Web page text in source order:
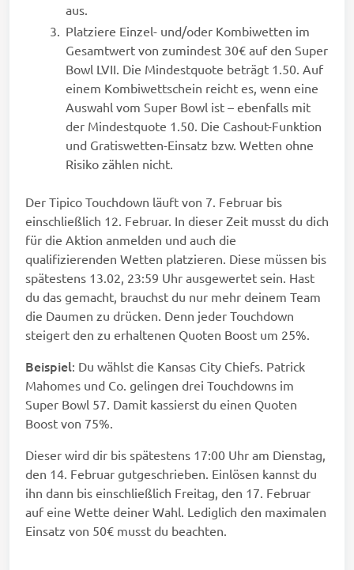
aus.
Platziere Einzel- und/oder Kombiwetten im
Gesamtwert von zumindest 30€ auf den Super
Bowl LVII. Die Mindestquote beträgt 1.50. Auf
einem Kombiwettschein reicht es, wenn eine
Auswahl vom Super Bowl ist – ebenfalls mit
der Mindestquote 1.50. Die Cashout-Funktion
und Gratiswetten-Einsatz bzw. Wetten ohne
Risiko zählen nicht.
Der Tipico Touchdown läuft von 7. Februar bis
einschließlich 12. Februar. In dieser Zeit musst du dich
für die Aktion anmelden und auch die
qualifizierenden Wetten platzieren. Diese müssen bis
spätestens 13.02, 23:59 Uhr ausgewertet sein. Hast
du das gemacht, brauchst du nur mehr deinem Team
die Daumen zu drücken. Denn jeder Touchdown
steigert den zu erhaltenen Quoten Boost um 25%.
Beispiel: Du wählst die Kansas City Chiefs. Patrick
Mahomes und Co. gelingen drei Touchdowns im
Super Bowl 57. Damit kassierst du einen Quoten
Boost von 75%.
Dieser wird dir bis spätestens 17:00 Uhr am Dienstag,
den 14. Februar gutgeschrieben. Einlösen kannst du
ihn dann bis einschließlich Freitag, den 17. Februar
auf eine Wette deiner Wahl. Lediglich den maximalen
Einsatz von 50€ musst du beachten.